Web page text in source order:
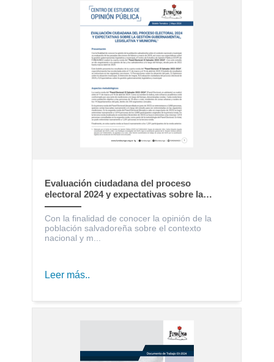
Evaluación ciudadana del proceso
electoral 2024 y expectativas sobre la
gestión gubernamental, legislativa y
municipal
Con la finalidad de conocer la opinión de la
población salvadoreña sobre el contexto
nacional y m...
Leer más..